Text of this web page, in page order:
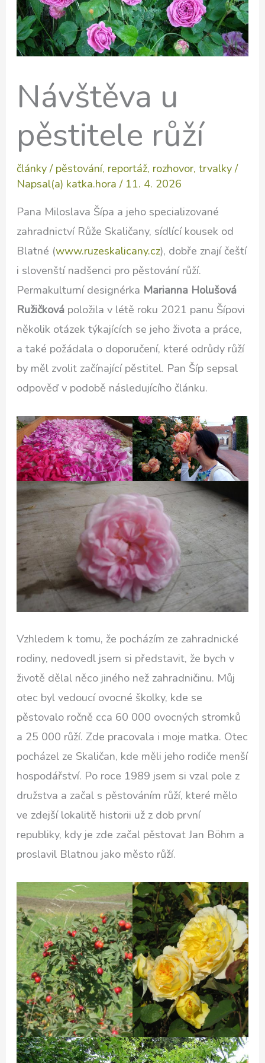
Návštěva u
pěstitele růží
články/ pěstování, reportáž, rozhovor,trvalky/
Napsal(a) katka.hora/ 11. 4. 2026
Pana Miloslava Šípa a jeho specializované
zahradnictví Růže Skaličany, sídlící kousek od
Blatné (www.ruzeskalicany.cz), dobře znají čeští
i slovenští nadšenci pro pěstování růží.
Permakulturní designérka Marianna Holušová
Ružičková položila v létě roku 2021 panu Šípovi
několik otázek týkajících se jeho života a práce,
a také požádala o doporučení, které odrůdy růží
by měl zvolit začínající pěstitel. Pan Šíp sepsal
odpověď v podobě následujícího článku.
Vzhledem k tomu, že pocházím ze zahradnické
rodiny, nedovedl jsem si představit, že bych v
životě dělal něco jiného než zahradničinu. Můj
otec byl vedoucí ovocné školky, kde se
pěstovalo ročně cca 60 000 ovocných stromků
a 25 000 růží. Zde pracovala i moje matka. Otec
pocházel ze Skaličan, kde měli jeho rodiče menší
hospodářství. Po roce 1989 jsem si vzal pole z
družstva a začal s pěstováním růží, které mělo
ve zdejší lokalitě historii už z dob první
republiky, kdy je zde začal pěstovat Jan Böhm a
proslavil Blatnou jako město růží.